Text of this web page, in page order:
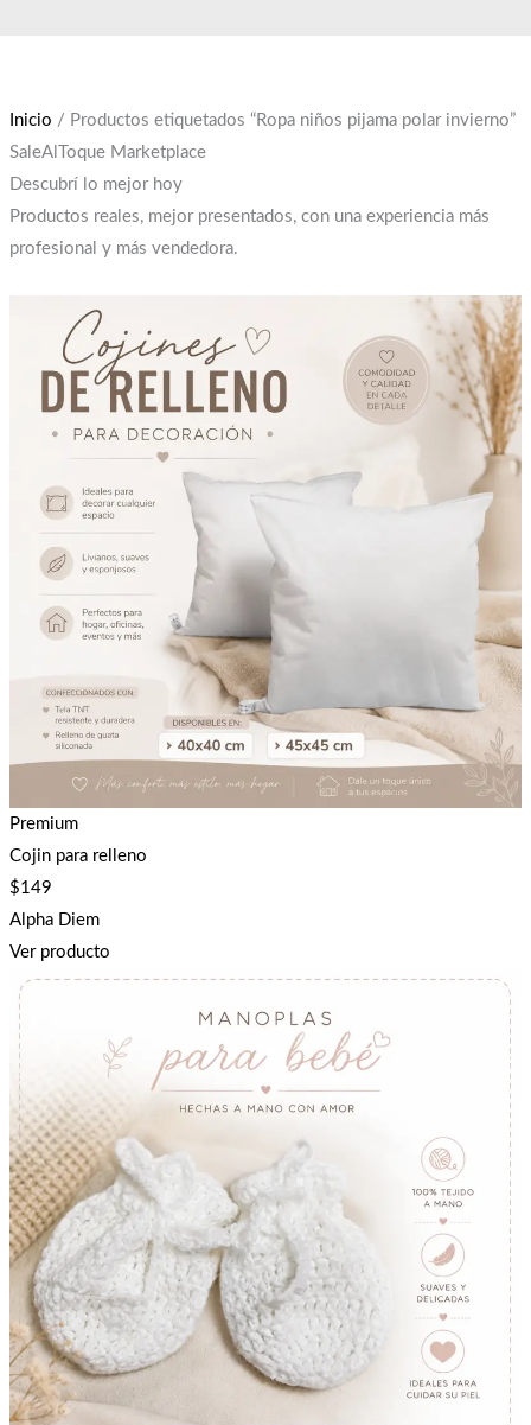
Inicio / Productos etiquetados “Ropa niños pijama polar invierno”
SaleAlToque Marketplace
Descubrí lo mejor hoy
Productos reales, mejor presentados, con una experiencia más
profesional y más vendedora.
Premium
Cojin para relleno
$149
Alpha Diem
Ver producto
era:
$12,000.
es:
$10,000.